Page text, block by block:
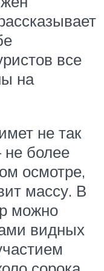
все
на
не так
более
осмотре,
массу. В
можно
видных